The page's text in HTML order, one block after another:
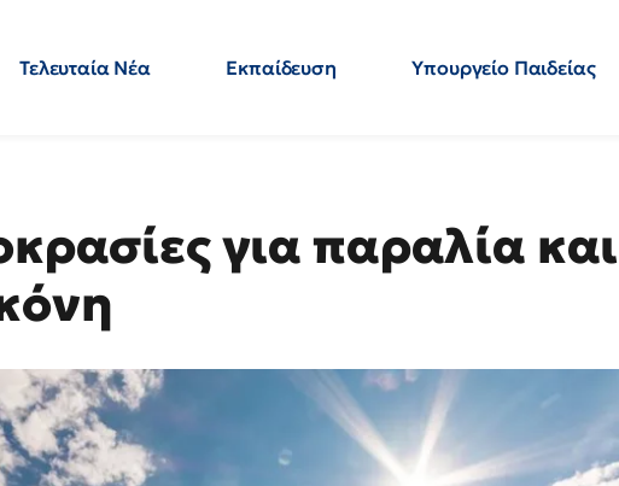
Τελευταία Νέα Εκπαίδευση Υπουργείο Παιδείας
για παραλία και